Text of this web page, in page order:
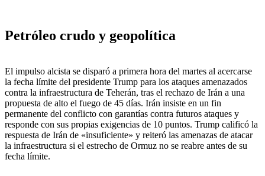
Petróleo crudo y geopolítica
El impulso alcista se disparó a primera hora del martes al acercarse
la fecha límite del presidente Trump para los ataques amenazados
contra la infraestructura de Teherán, tras el rechazo de Irán a una
propuesta de alto el fuego de 45 días. Irán insiste en un fin
permanente del conflicto con garantías contra futuros ataques y
responde con sus propias exigencias de 10 puntos. Trump calificó la
respuesta de Irán de «insuficiente» y reiteró las amenazas de atacar
la infraestructura si el estrecho de Ormuz no se reabre antes de su
fecha límite.